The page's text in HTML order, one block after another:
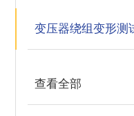
变压器绕组变形测
查看全部